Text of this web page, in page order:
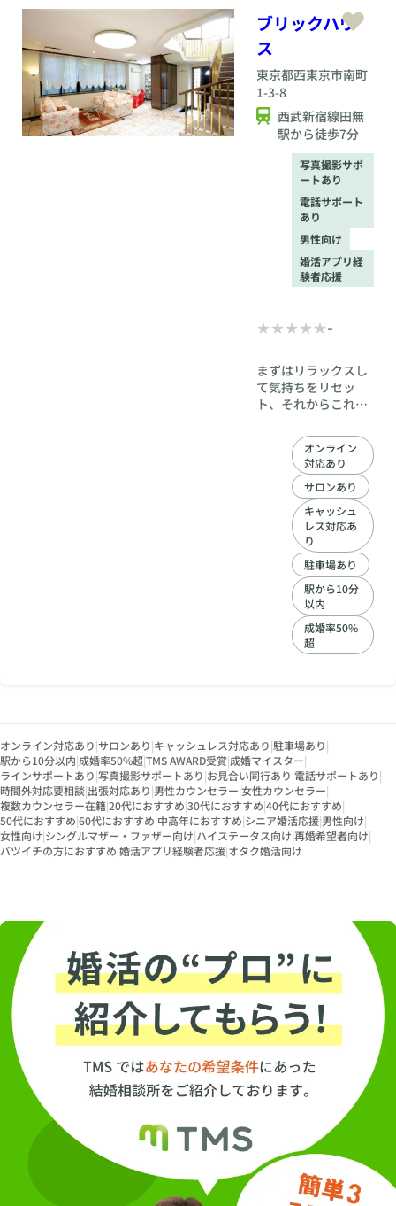
た時間で有効に婚活
に専念していただけ
るよう、全力サポー
ト！！ お仕事が忙し
い方にはお仕事前の
朝や、お仕事終わり
の夜に面談対応も柔
軟に対応しておりま
す。
ブリックハウ
ス
東京都西東京市南町
1-3-8
西武新宿線田無
駅から徒歩7分
写真撮影サポ
ートあり
電話サポート
あり
男性向け
婚活アプリ経
験者応援
-
まずはリラックスし
て気持ちをリセッ
ト、それからこれま
ましょう。 今の状況
は、他ならぬ自分自
身が作り出している
ものです。 何故なの
か、どうすればいい
のかを解明していき
ましょう。 そこから
がスタートです。
オンライン
対応あり
サロンあり
キャッシュ
レス対応あ
り
駐車場あり
駅から10分
以内
成婚率50%
超
オンライン対応あり|サロンあり|キャッシュレス対応あり|駐車場あり|
駅から10分以内|成婚率50%超|TMS AWARD受賞|成婚マイスター|
ラインサポートあり|写真撮影サポートあり|お見合い同行あり|電話サポートあり|
時間外対応要相談|出張対応あり|男性カウンセラー|女性カウンセラー|
複数カウンセラー在籍|20代におすすめ|30代におすすめ|40代におすすめ|
50代におすすめ|60代におすすめ|中高年におすすめ|シニア婚活応援|男性向け|
女性向け|シングルマザー・ファザー向け|ハイステータス向け|再婚希望者向け|
バツイチの方におすすめ|婚活アプリ経験者応援|オタク婚活向け